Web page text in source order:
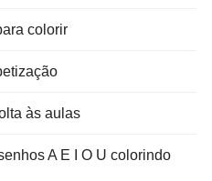
colorir
às aulas
A E I O U colorindo